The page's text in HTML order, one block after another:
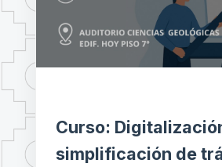
Curso:
simplificación de